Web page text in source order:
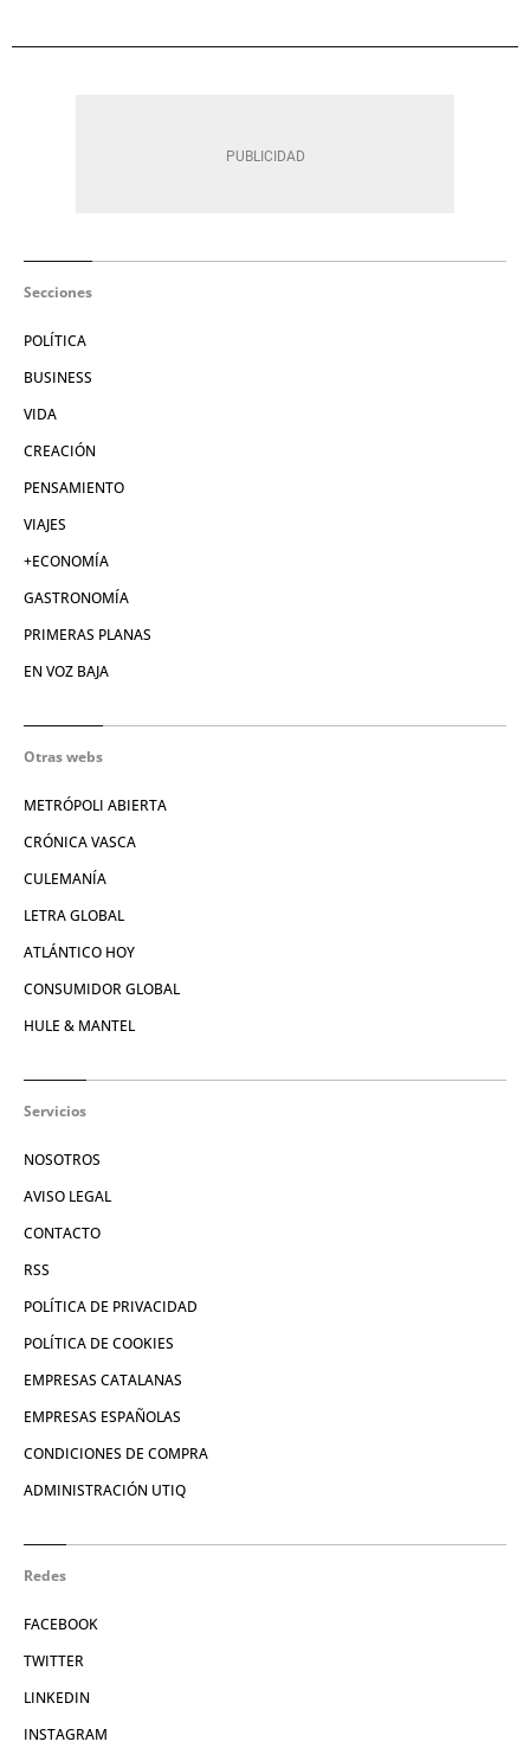
Secciones
POLÍTICA
BUSINESS
VIDA
CREACIÓN
PENSAMIENTO
VIAJES
+ECONOMÍA
GASTRONOMÍA
PRIMERAS PLANAS
EN VOZ BAJA
Otras webs
METRÓPOLI ABIERTA
CRÓNICA VASCA
CULEMANÍA
LETRA GLOBAL
ATLÁNTICO HOY
CONSUMIDOR GLOBAL
HULE & MANTEL
Servicios
NOSOTROS
AVISO LEGAL
CONTACTO
RSS
POLÍTICA DE PRIVACIDAD
POLÍTICA DE COOKIES
EMPRESAS CATALANAS
EMPRESAS ESPAÑOLAS
CONDICIONES DE COMPRA
ADMINISTRACIÓN UTIQ
Redes
FACEBOOK
TWITTER
LINKEDIN
INSTAGRAM